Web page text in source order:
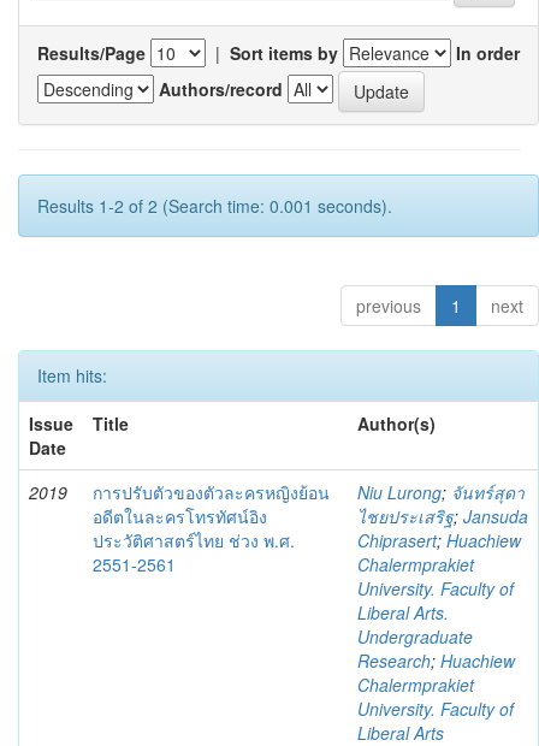
Results/Page | Sort items by
In order
Authors/record
Results 1-2 of 2 (Search time: 0.001 seconds).
previous 1 next
Item hits:
Issue
Date
Title Author(s)
2019
การปรับตัวของตัวละครหญิงย้อน
อดีตในละครโทรทัศน์อิง
ประวัติศาสตร์ไทย ช่วง พ.ศ.
2551-2561
Niu Lurong; จันทร์สุดา
ไชยประเสริฐ; Jansuda
Chiprasert; Huachiew
Chalermprakiet
University. Faculty of
Liberal Arts.
Undergraduate
Research; Huachiew
Chalermprakiet
University. Faculty of
Liberal Arts